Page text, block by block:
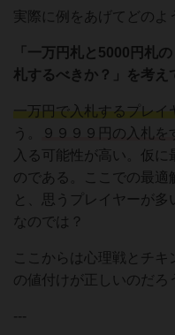
実際に例をあげてどのよ
「一万円札と5000円札
札するべきか？」を考え
一万円で入札するプレ
う。
９９９９円の入札を
入る可能性が高い。仮
のである。ここでの最適
と、思うプレイヤーが
なのでは？
ここからは心理戦とチ
の値付けが正しいのだろ
---